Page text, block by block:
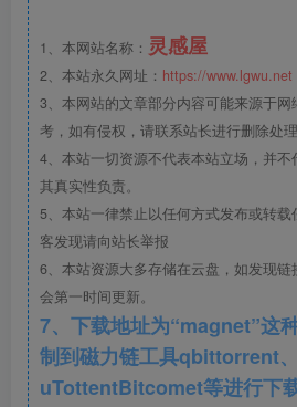
样板庭院.jpg
1、本网站名称： 灵感屋
2、本站永久网址： https://www.lgwu.net
3、本网站的文章部分内容可能来源于
考，如有侵权，请联系站长进行删除处理
4、本站一切资源不代表本站立场，并
其真实性负责。
5、本站一律禁止以任何方式发布或转
客发现请向站长举报
6、本站资源大多存储在云盘，如发现
会第一时间更新。
7、下载地址为“magnet”这
制到磁力链工具qbittorrent、
uTottentBitcomet等进行下